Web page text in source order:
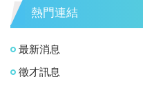
熱門連結
最新消息
徵才訊息